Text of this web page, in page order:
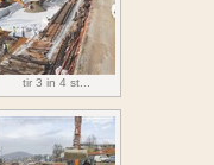
tir 3 in 4 st...